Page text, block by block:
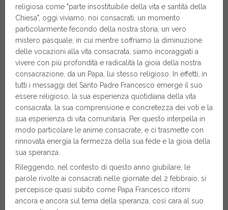
religiosa come "parte insostituibile della vita e santità della
Chiesa", oggi viviamo, noi consacrati, un momento
particolarmente fecondo della nostra storia, un vero
mistero pasquale, in cui mentre soffriamo la diminuzione
delle vocazioni alla vita consacrata, siamo incoraggiati a
vivere con più profondità e radicalità la gioia della nostra
consacrazione, da un Papa, lui stesso religioso. In effetti, in
tutti i messaggi del Santo Padre Francesco emerge il suo
essere religioso, la sua esperienza quotidiana della vita
consacrata, la sua comprensione e concretezza dei voti e la
sua esperienza di vita comunitaria. Per questo interpella in
modo particolare le anime consacrate, e ci trasmette con
rinnovata energia la fermezza della sua fede e la gioia della
sua speranza.
Rileggendo, nel contesto di questo anno giubilare, le
parole rivolte ai consacrati nelle giornate del 2 febbraio, si
percepisce quasi subito come Papa Francesco ritorni
ancora e ancora sul tema della speranza, così cara al suo